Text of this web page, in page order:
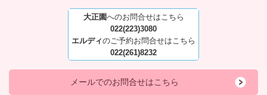
大正園へのお問合せはこちら
022(223)3080
エルディのご予約お問合せはこちら
022(261)8232
メールでのお問合せはこちら